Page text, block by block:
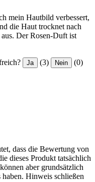
mein Hautbild verbessert,
die Haut trocknet nach
Der Rosen-Duft ist
Ja (3) Nein (0)
dass die Bewertung von
dieses Produkt tatsächlich
aber grundsätzlich
Hinweis schließen